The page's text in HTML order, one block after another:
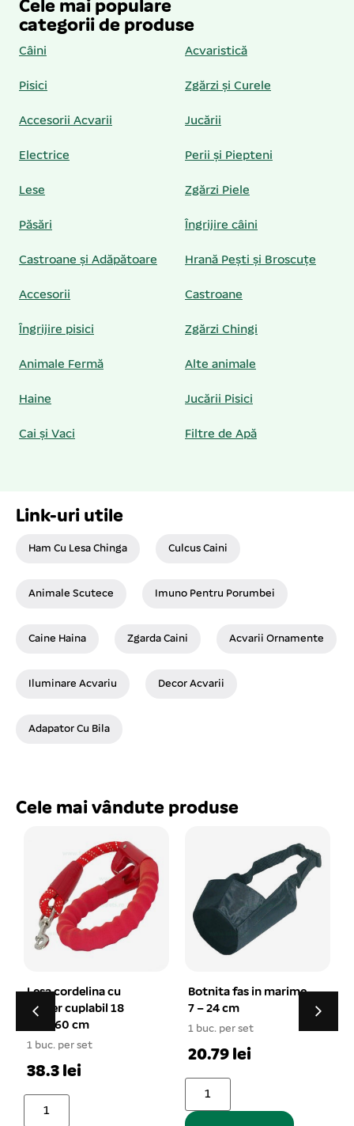
Cele mai populare
categorii de produse
Câini Acvaristică
Pisici Zgărzi și Curele
Accesorii Acvarii Jucării
Electrice Perii și Piepteni
Lese Zgărzi Piele
Păsări Îngrijire câini
Castroane și Adăpătoare Hrană Pești și Broscuțe
Accesorii Castroane
Îngrijire pisici Zgărzi Chingi
Animale Fermă Alte animale
Haine Jucării Pisici
Cai și Vaci Filtre de Apă
Link-uri utile
Ham Cu Lesa Chinga Culcus Caini
Animale Scutece Imuno Pentru Porumbei
Caine Haina Zgarda Caini Acvarii Ornamente
Iluminare Acvariu Decor Acvarii
Adapator Cu Bila
Cele mai vândute produse
Botnita fas in marime
7 – 24 cm
1 buc. per set
Lesa lant metalic cu
banda colorata 2.5
mm x 120 cm
1 buc. per set